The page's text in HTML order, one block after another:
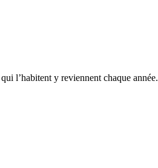
l’habitent y reviennent chaque année.